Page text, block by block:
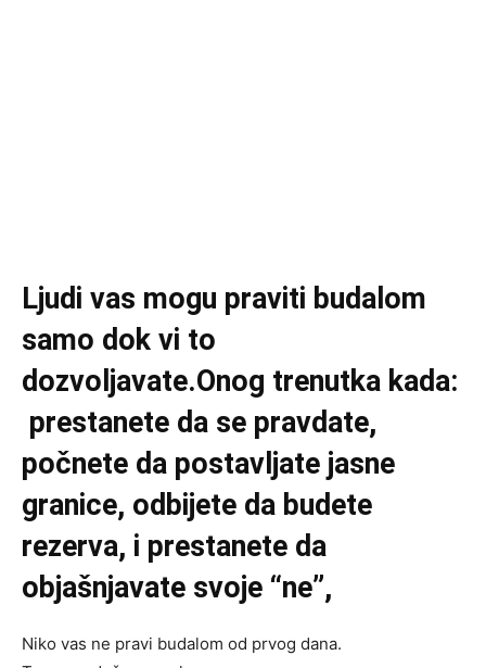
Ljudi vas mogu praviti budalom
samo dok vi to
dozvoljavate.Onog trenutka kada:
prestanete da se pravdate,
počnete da postavljate jasne
granice, odbijete da budete
rezerva, i prestanete da
objašnjavate svoje “ne”,
Niko vas ne pravi budalom od prvog dana.